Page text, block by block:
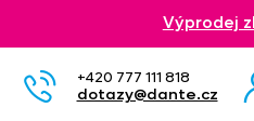
+420 777 111 818
dotazy@dante.cz
Výprodej